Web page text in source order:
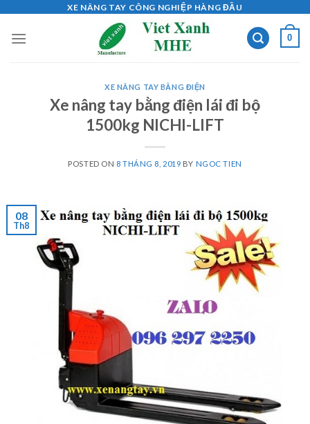
content
XE NÂNG TAY CÔNG NGHIỆP HÀNG ĐẦU
0
XE NÂNG TAY BẰNG ĐIỆN
Xe nâng tay bằng điện lái đi bộ
1500kg NICHI-LIFT
POSTED ON 8 THÁNG 8, 2019 BY NGOC TIEN
08
Th8